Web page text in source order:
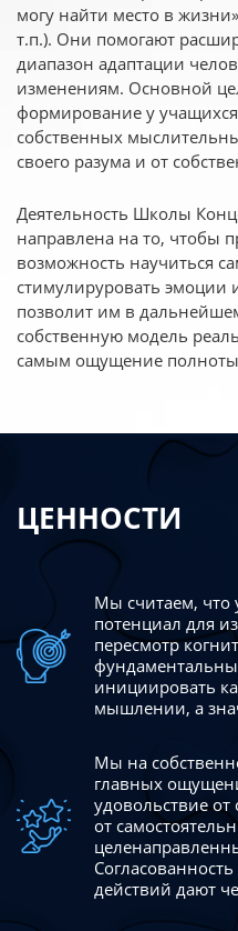
могу найти место в
т.п.). Они помогают
диапазон адаптации
изменениям. Основной
формирование у учащихся
собственных
своего разума и от
Деятельность Школы
направлена на то, чтобы
возможность научиться
стимулируровать эмоции
позволит им в
собственную модель
самым ощущение
ЦЕННОСТИ
Мы считаем, что
потенциал для
пересмотр
инициировать
мышлении, а
Мы на
главных
удовольствие
от
действий дают